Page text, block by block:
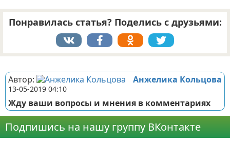
Понравилась статья? Поделись с друзьями:
Автор: Анжелика Кольцова
13-05-2019 04:10
Жду ваши вопросы и мнения в комментариях
Подпишись на нашу группу ВКонтакте